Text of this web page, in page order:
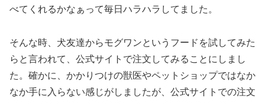
べてくれるかなぁって毎日ハラハラしてました。
そんな時、犬友達からモグワンというフードを試してみた
らと言われて、公式サイトで注文してみることにしまし
た。確かに、かかりつけの獣医やペットショップではなか
なか手に入らない感じがしましたが、公式サイトでの注文